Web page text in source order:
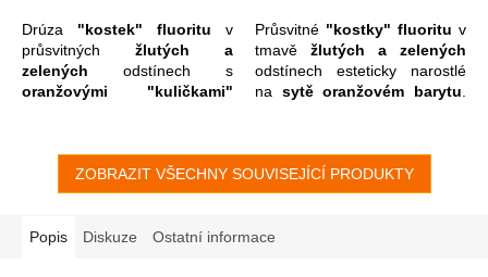
Drúza "kostek" fluoritu v
průsvitných žlutých a
zelených odstínech s
oranžovými "kuličkami"
působivě narostlými přímo na
fluoritech.
Průsvitné "kostky" fluoritu v
tmavě žlutých a zelených
odstínech esteticky narostlé
na sytě oranžovém barytu.
umístitelný do 2 estetických
poloh buď krystaly vzhůru
nebo bočně dle osobních
ZOBRAZIT VŠECHNY SOUVISEJÍCÍ PRODUKTY
Popis Diskuze Ostatní informace